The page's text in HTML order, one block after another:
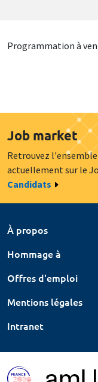
Programmation à
Job market
Retrouvez
actuellement sur le
Candidats
À propos
Hommage à
Offres d'emploi
Mentions légales
Intranet